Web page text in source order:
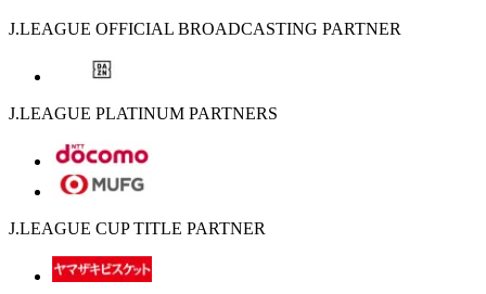
J.LEAGUE OFFICIAL BROADCASTING PARTNER
J.LEAGUE PLATINUM PARTNERS
J.LEAGUE CUP TITLE PARTNER